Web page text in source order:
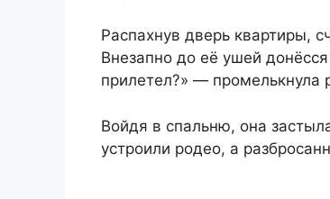
Распахнув дверь квартиры,
Внезапно до её ушей
прилетел?» — промелькнула
Войдя в спальню, она
устроили родео, а